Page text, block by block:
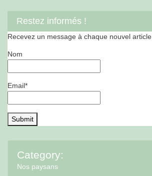
Restez informés !
Recevez un message à chaque nouvel article
Nom
Email*
Category:
Nos paysans